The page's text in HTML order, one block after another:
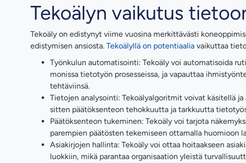
Tekoälyn vaikutus
Tekoäly on edistynyt viime vuosina merkittävästi
edistymisen ansiosta. Tekoälyllä on potentiaalia vaikuttaa
Työnkulun automatisointi: Tekoäly voi automatisoida
monissa tietotyön prosesseissa, ja vapauttaa
tehtäviinsä.
Tietojen analysointi: Tekoälyalgoritmit voivat käsitellä
sitten päätöksenteon tehokkuutta ja tarkkuutta
Päätöksenteon tukeminen: Tekoäly voi tarjota
parempien päätösten tekemiseen ottamalla huomioon
Asiakirjojen hallinta: Tekoäly voi ottaa hoitaakseen
luokkiin, mikä parantaa organisaation yleistä